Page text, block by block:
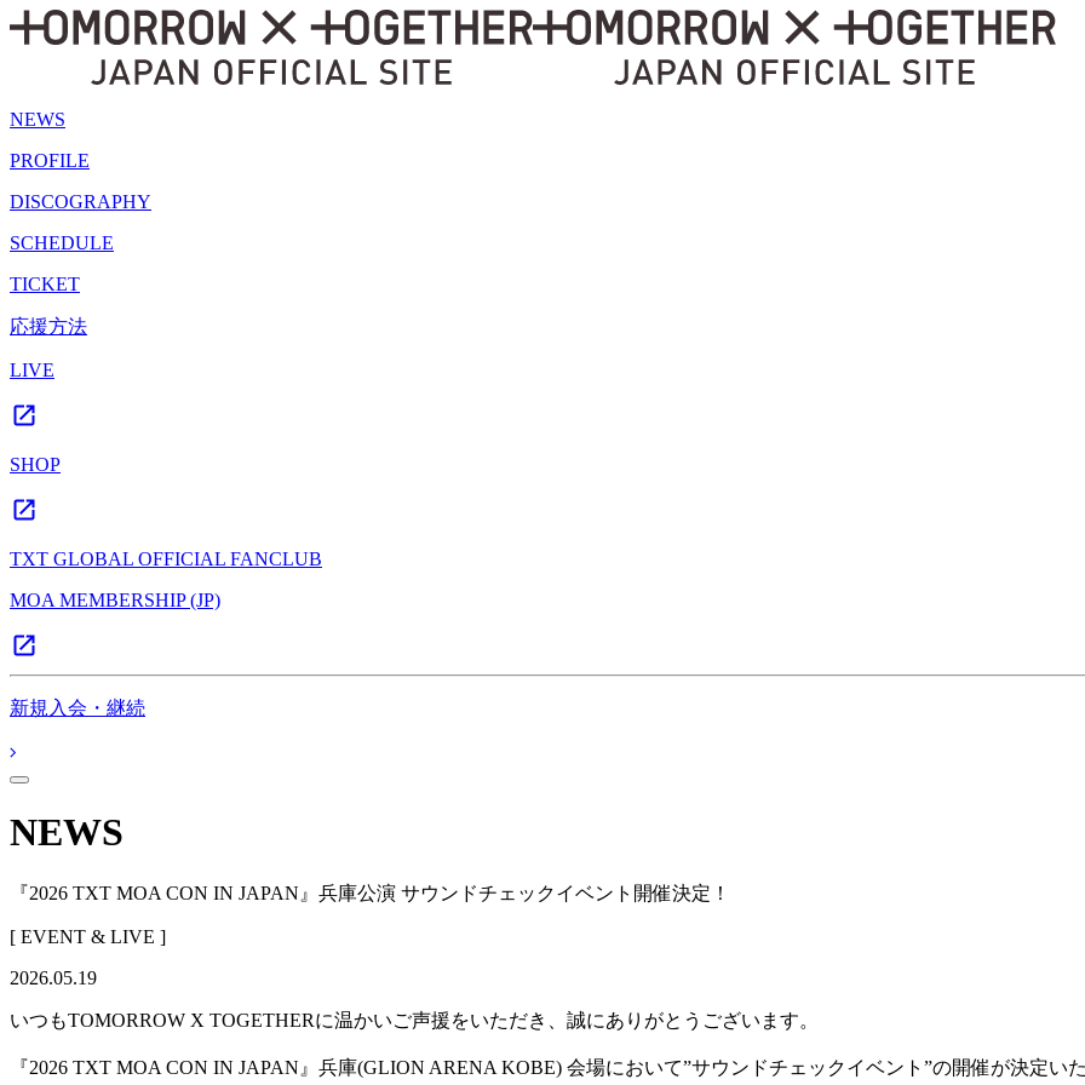
NEWS
PROFILE
DISCOGRAPHY
SCHEDULE
TICKET
応援方法
LIVE
SHOP
TXT GLOBAL OFFICIAL FANCLUB
MOA MEMBERSHIP (JP)
新規入会・継続
NEWS
『2026 TXT MOA CON IN JAPAN』兵庫公演 サウンドチェックイベント開催決定！
[ EVENT & LIVE ]
2026.05.19
いつもTOMORROW X TOGETHERに温かいご声援をいただき、誠にありがとうございます。
『2026 TXT MOA CON IN JAPAN』兵庫(GLION ARENA KOBE) 会場において”サウンドチェックイベント”の開催が決定い